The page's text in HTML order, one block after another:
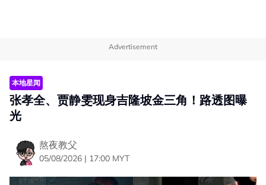
Advertisement
本地星闻
张孝全、贾静雯现身吉隆坡金三角！路透图曝
光
熬夜教父
05/08/2026 | 17:00 MYT